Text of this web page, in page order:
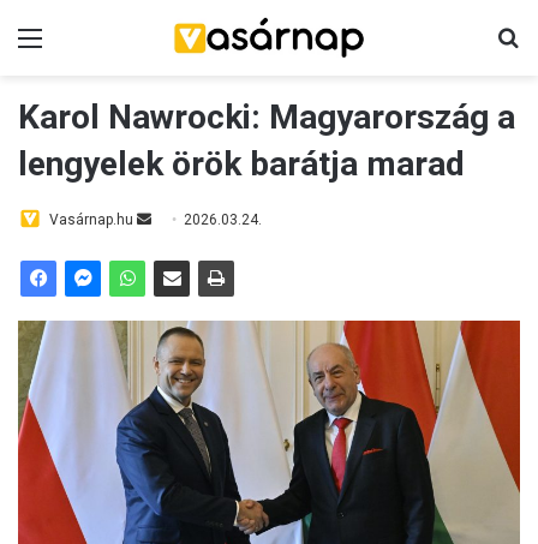
Karol Nawrocki: Magyarország a
lengyelek örök barátja marad
Vasárnap.hu
n
e
i
l
2026.03.24.